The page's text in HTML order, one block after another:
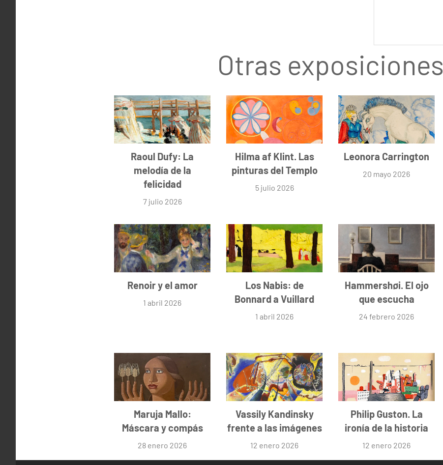
Otras exposiciones
Raoul Dufy: La
melodía de la
felicidad
7 julio 2026
Hilma af Klint. Las
pinturas del Templo
5 julio 2026
Leonora Carrington
20 mayo 2026
Renoir y el amor
1 abril 2026
Los Nabis: de
Bonnard a Vuillard
1 abril 2026
Hammershøi. El ojo
que escucha
24 febrero 2026
Maruja Mallo:
Máscara y compás
28 enero 2026
Vassily Kandinsky
frente a las imágenes
12 enero 2026
Philip Guston. La
ironía de la historia
12 enero 2026